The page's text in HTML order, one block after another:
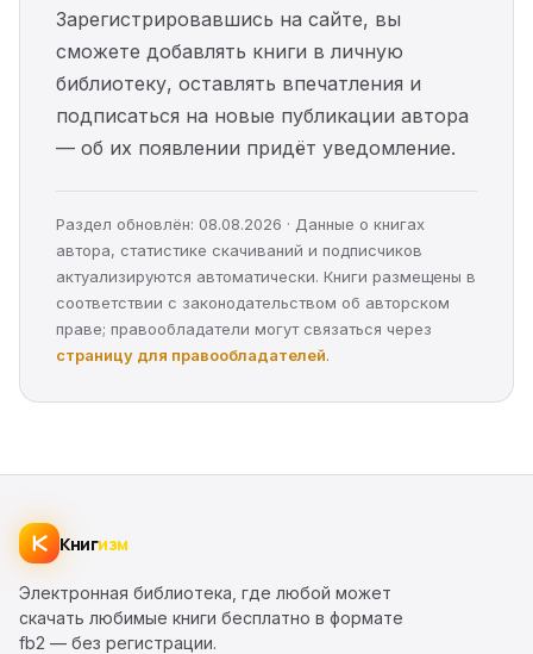
Зарегистрировавшись на сайте, вы
сможете добавлять книги в личную
библиотеку, оставлять впечатления и
подписаться на новые публикации автора
— об их появлении придёт уведомление.
Раздел обновлён: 08.08.2026 · Данные о книгах
автора, статистике скачиваний и подписчиков
актуализируются автоматически. Книги размещены в
соответствии с законодательством об авторском
праве; правообладатели могут связаться через
страницу для правообладателей.
Книгизм
Электронная библиотека, где любой может
скачать любимые книги бесплатно в формате
fb2 — без регистрации.